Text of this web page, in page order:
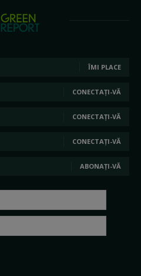
ÎMI PLACE
CONECTAȚI-VĂ
CONECTAȚI-VĂ
CONECTAȚI-VĂ
ABONAȚI-VĂ